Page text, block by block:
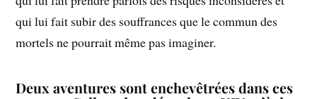
qui lui fait subir des souffrances que le commun des
mortels ne pourrait même pas imaginer.
Deux aventures sont enchevêtrées dans ces